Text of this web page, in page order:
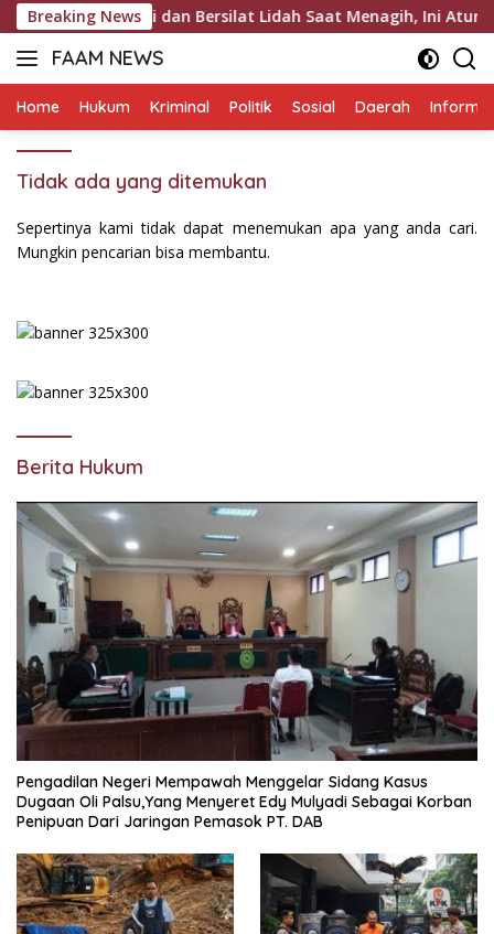
Langsung
ke
konten
Breaking News
Usai Intimidasi dan Bersilat Lidah Saat Menagih, Ini Aturan
FAAM NEWS
Mengungkap
Mengawal
Home Hukum Kriminal Politik Sosial Daerah
Tidak ada yang ditemukan
Sepertinya kami tidak dapat menemukan apa yang anda cari.
Mungkin pencarian bisa membantu.
Berita Hukum
Pengadilan Negeri Mempawah Menggelar Sidang Kasus
Dugaan Oli Palsu,Yang Menyeret Edy Mulyadi Sebagai Korban
Penipuan Dari Jaringan Pemasok PT. DAB